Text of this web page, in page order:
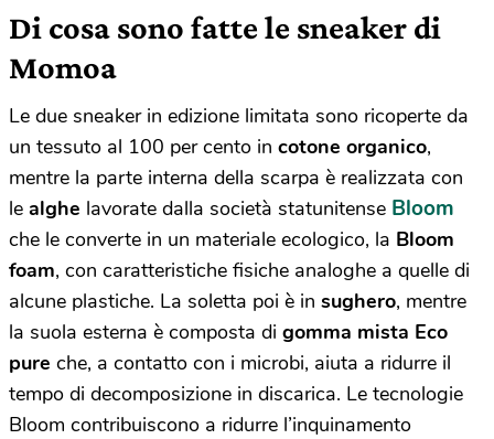
Di cosa sono fatte le sneaker di
Momoa
Le due sneaker in edizione limitata sono ricoperte da
un tessuto al 100 per cento in cotone organico,
mentre la parte interna della scarpa è realizzata con
le alghe lavorate dalla società statunitense Bloom
che le converte in un materiale ecologico, la Bloom
foam, con caratteristiche fisiche analoghe a quelle di
alcune plastiche. La soletta poi è in sughero, mentre
la suola esterna è composta di gomma mista Eco
pure che, a contatto con i microbi, aiuta a ridurre il
tempo di decomposizione in discarica. Le tecnologie
Bloom contribuiscono a ridurre l’inquinamento